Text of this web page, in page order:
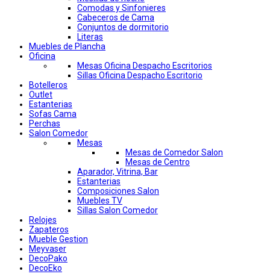
Comodas y Sinfonieres
Cabeceros de Cama
Conjuntos de dormitorio
Literas
Muebles de Plancha
Oficina
Mesas Oficina Despacho Escritorios
Sillas Oficina Despacho Escritorio
Botelleros
Outlet
Estanterias
Sofas Cama
Perchas
Salon Comedor
Mesas
Mesas de Comedor Salon
Mesas de Centro
Aparador, Vitrina, Bar
Estanterias
Composiciones Salon
Muebles TV
Sillas Salon Comedor
Relojes
Zapateros
Mueble Gestion
Meyvaser
DecoPako
DecoEko